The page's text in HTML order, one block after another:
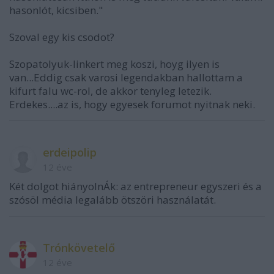
hasonlót, kicsiben."
Szoval egy kis csodot?
Szopatolyuk-linkert meg koszi, hoyg ilyen is
van...Eddig csak varosi legendakban hallottam a
kifurt falu wc-rol, de akkor tenyleg letezik.
Erdekes....az is, hogy egyesek forumot nyitnak neki.
erdeipolip
Két dolgot hiányolnÁk: az entrepreneur egyszeri és a
szósöl média legalább ötszöri használatát.
Trónkövetelő